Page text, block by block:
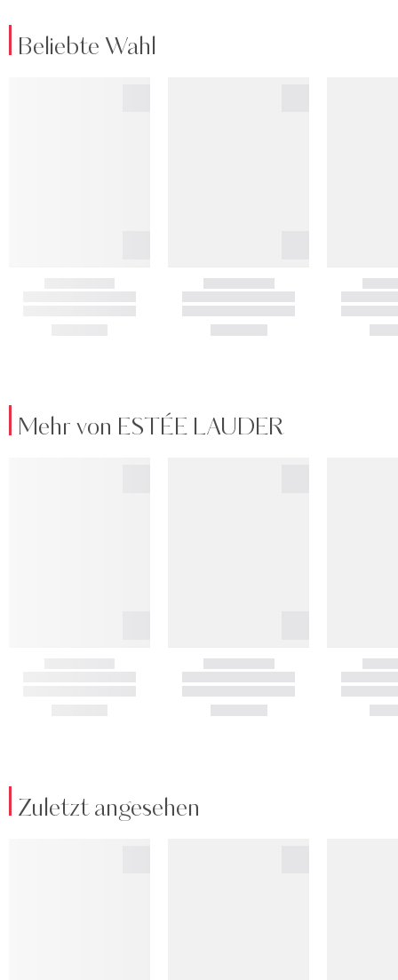
Beliebte Wahl
Mehr von ESTÉE LAUDER
Zuletzt angesehen